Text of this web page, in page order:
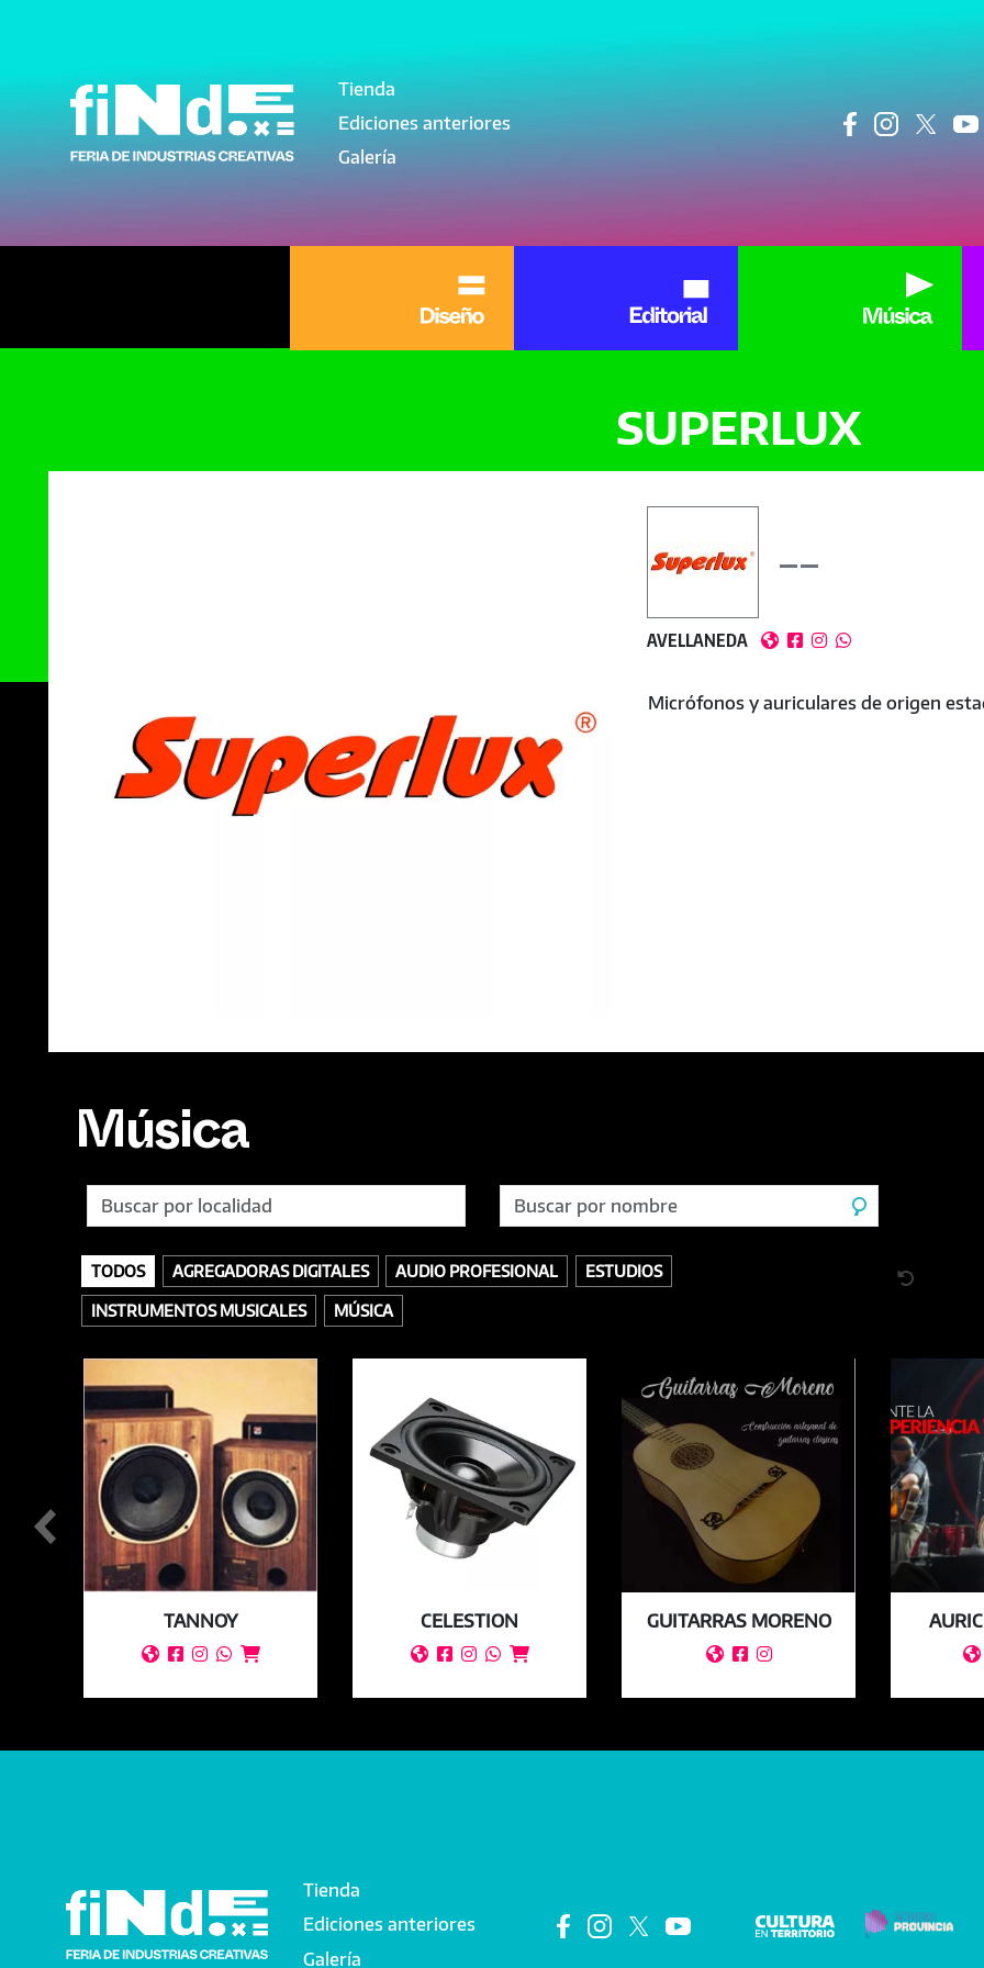
Navegación principal
Tienda
Ediciones anteriores
Galería
SUPERLUX
AVELLANEDA    
Micrófonos y auriculares de origen
Música
TODOS AGREGADORAS DIGITALES AUDIO PROFESIONAL
ESTUDIOS
INSTRUMENTOS MUSICALES
MÚSICA
INTERFACES MICRÓFONOS / INALÁMBRICOS EFECTOS MONITORES / PARLANTES
INSTRUMENTOS DE PERCUSIÓN PIANOS TECLADOS / SINTETIZADORES / CONTROLADORES VIENTOS AUDIO PROFESIONAL INSTRUMENTOS
TANNOY
    
CELESTION
    
GUITARRAS MORENO
   
Main navigation
Tienda
Ediciones anteriores
Galería